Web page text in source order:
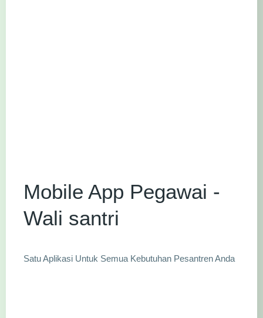
Mobile App Pegawai -
Wali santri
Satu Aplikasi Untuk Semua Kebutuhan Pesantren Anda